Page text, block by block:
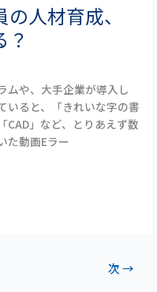
人材育成、
ムや、大手企業が導入し
いると、「きれいな字の書
CAD」など、とりあえず数
た動画Eラー
次→